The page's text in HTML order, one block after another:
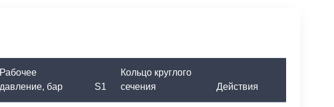
Рабочее
давление, бар
S1
Кольцо круглого
сечения
Действия